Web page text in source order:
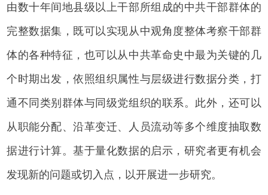
由数十年间地县级以上干部所组成的中共干部群体的
完整数据集，既可以实现从中观角度整体考察干部群
体的各种特征，也可以从中共革命史中最为关键的几
个时期出发，依照组织属性与层级进行数据分类，打
通不同类别群体与同级党组织的联系。此外，还可以
从职能分配、沿革变迁、人员流动等多个维度抽取数
据进行计算。基于量化数据的启示，研究者更有机会
发现新的问题或切入点，以开展进一步研究。